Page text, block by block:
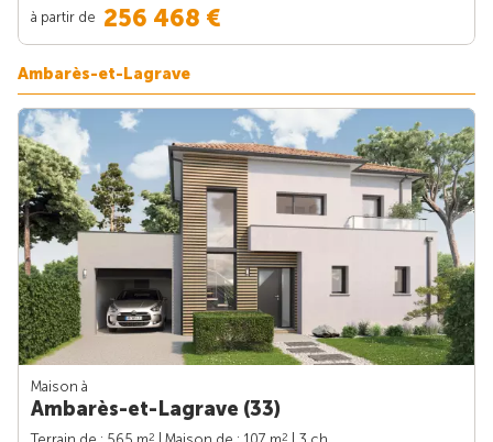
à partir de 256 468 €
Ambarès-et-Lagrave
Maison à
Ambarès-et-Lagrave (33)
2 2